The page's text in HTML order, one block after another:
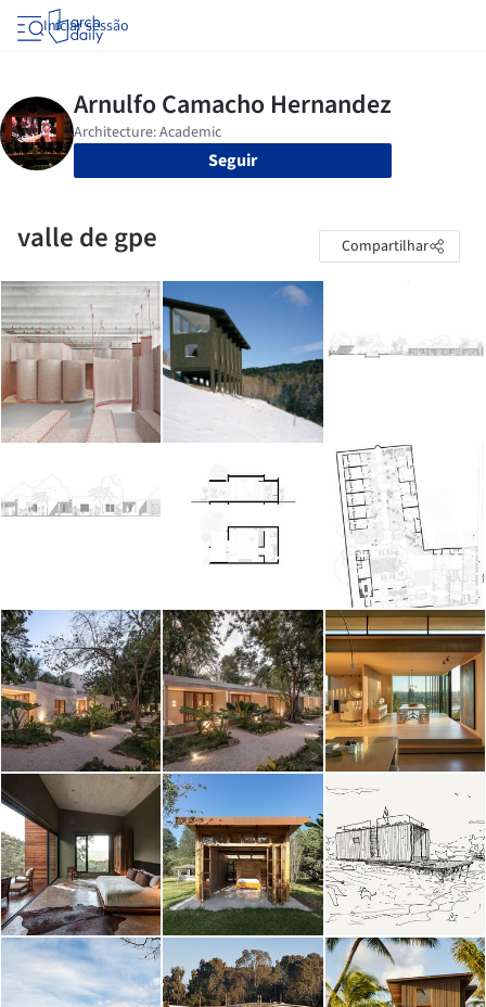
Iniciar sessão
Seguir
valle de gpe Compartilhar